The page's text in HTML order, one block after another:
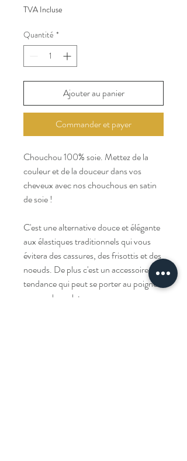
TVA Incluse
Quantité *
Ajouter au panier
Commander et payer
Chouchou 100% soie. Mettez de la
couleur et de la douceur dans vos
cheveux avec nos chouchous en satin
de soie !
C'est une alternative douce et élégante
aux élastiques traditionnels qui vous
évitera des cassures, des frisottis et des
noeuds. De plus c'est un accessoire
tendance qui peut se porter au poignet
comme bracelet.